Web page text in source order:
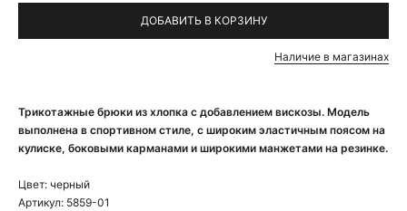
Трикотажные брюки из хлопка с добавлением вискозы. Модель
выполнена в спортивном стиле, с широким эластичным поясом на
кулиске, боковыми карманами и широкими манжетами на резинке.
Цвет: черный
Артикул: 5859-01
ДОБАВИТЬ В КОРЗИНУ
Наличие в магазинах